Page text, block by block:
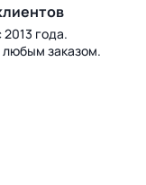
года.
заказом.